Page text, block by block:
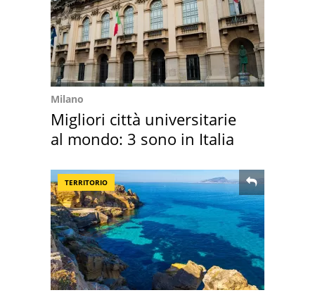
Milano
Migliori città universitarie
al mondo: 3 sono in Italia
TERRITORIO